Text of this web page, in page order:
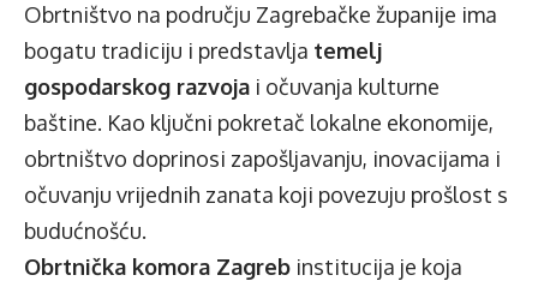
Obrtništvo na području Zagrebačke županije ima
bogatu tradiciju i predstavlja temelj
gospodarskog razvoja i očuvanja kulturne
baštine. Kao ključni pokretač lokalne ekonomije,
obrtništvo doprinosi zapošljavanju, inovacijama i
očuvanju vrijednih zanata koji povezuju prošlost s
budućnošću.
Obrtnička komora Zagreb institucija je koja